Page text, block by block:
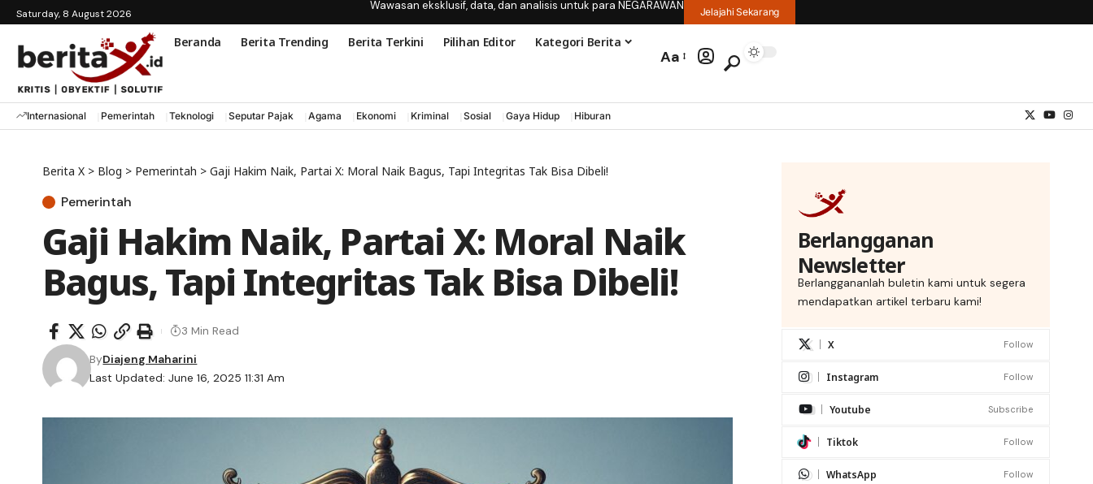
Saturday, 8 August 2026
Wawasan eksklusif, data, dan analisis untuk para NEGARAWAN Jelajahi Sekarang
Beranda Berita Trending Berita Terkini Pilihan Editor Kategori Berita
Aa
Internasional Pemerintah Teknologi Seputar Pajak Agama Ekonomi Kriminal Sosial Gaya Hidup Hiburan
Berita X > Blog > Pemerintah > Gaji Hakim Naik, Partai X: Moral Naik Bagus, Tapi Integritas Tak Bisa Dibeli!
Pemerintah
Gaji Hakim Naik, Partai X: Moral Naik
Bagus, Tapi Integritas Tak Bisa Dibeli!
Last Updated: June 16, 2025 11:31 Am
ByDiajeng Maharini
3 Min Read
Berlangganan
Newsletter
Berlanggananlah buletin kami untuk segera
mendapatkan artikel terbaru kami!
X Follow
Instagram Follow
Youtube Subscribe
Tiktok Follow
WhatsApp Follow